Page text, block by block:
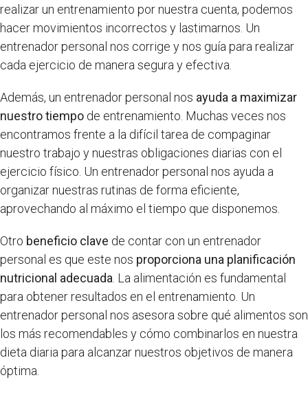
realizar un entrenamiento por nuestra cuenta, podemos
hacer movimientos incorrectos y lastimarnos. Un
entrenador personal nos corrige y nos guía para realizar
cada ejercicio de manera segura y efectiva.
Además, un entrenador personal nos ayuda a maximizar
nuestro tiempo de entrenamiento. Muchas veces nos
encontramos frente a la difícil tarea de compaginar
nuestro trabajo y nuestras obligaciones diarias con el
ejercicio físico. Un entrenador personal nos ayuda a
organizar nuestras rutinas de forma eficiente,
aprovechando al máximo el tiempo que disponemos.
Otro beneficio clave de contar con un entrenador
personal es que este nos proporciona una planificación
nutricional adecuada . La alimentación es fundamental
para obtener resultados en el entrenamiento. Un
entrenador personal nos asesora sobre qué alimentos son
los más recomendables y cómo combinarlos en nuestra
dieta diaria para alcanzar nuestros objetivos de manera
óptima.